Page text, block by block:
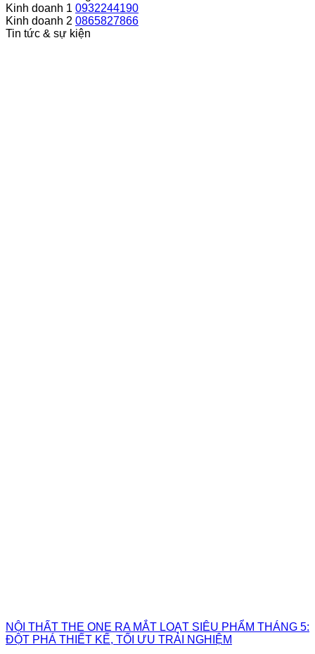
Kinh doanh 1 0932244190
Kinh doanh 2 0865827866
Tin tức & sự kiện
NỘI THẤT THE ONE RA MẮT LOẠT SIÊU PHẨM THÁNG 5:
ĐỘT PHÁ THIẾT KẾ, TỐI ƯU TRẢI NGHIỆM